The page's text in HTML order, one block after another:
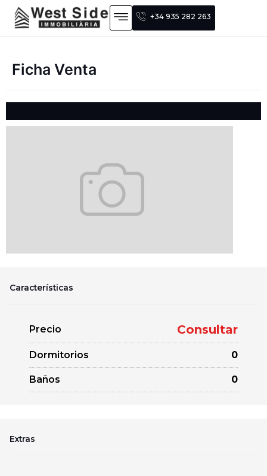
+34 935 282 263
Ficha Venta
Características
Precio Consultar
Dormitorios 0
Baños 0
Extras